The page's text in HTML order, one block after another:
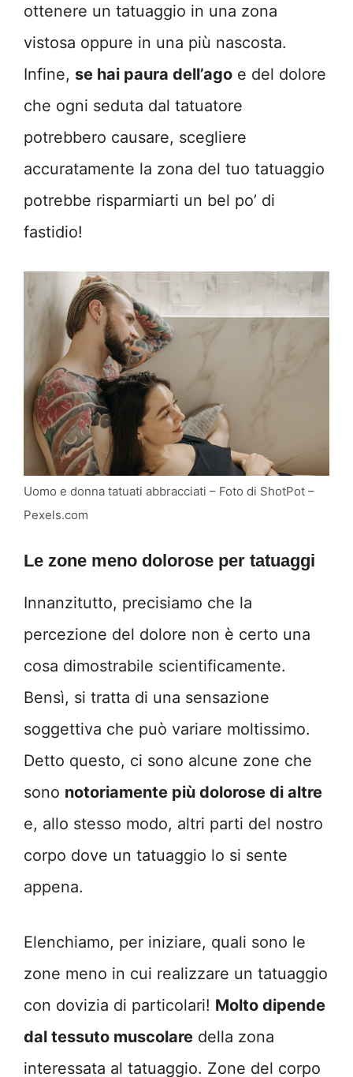
ottenere un tatuaggio in una zona
vistosa oppure in una più nascosta.
Infine, se hai paura dell’ago e del dolore
che ogni seduta dal tatuatore
potrebbero causare, scegliere
accuratamente la zona del tuo tatuaggio
potrebbe risparmiarti un bel po’ di
fastidio!
Uomo e donna tatuati abbracciati – Foto di ShotPot –
Pexels.com
Le zone meno dolorose per tatuaggi
Innanzitutto, precisiamo che la
percezione del dolore non è certo una
cosa dimostrabile scientificamente.
Bensì, si tratta di una sensazione
soggettiva che può variare moltissimo.
Detto questo, ci sono alcune zone che
sono notoriamente più dolorose di altre
e, allo stesso modo, altri parti del nostro
corpo dove un tatuaggio lo si sente
appena.
Elenchiamo, per iniziare, quali sono le
zone meno in cui realizzare un tatuaggio
con dovizia di particolari! Molto dipende
dal tessuto muscolare della zona
interessata al tatuaggio. Zone del corpo